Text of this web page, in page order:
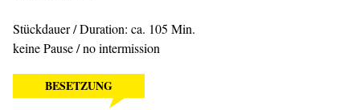
Stückdauer / Duration: ca. 105 Min.
keine Pause / no intermission
BESETZUNG